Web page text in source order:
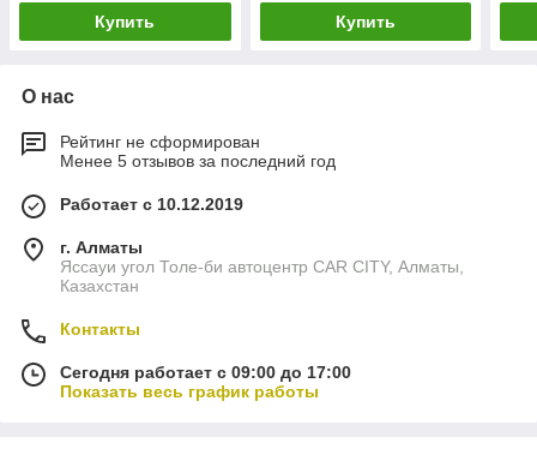
Купить Купить
О нас
Рейтинг не сформирован
Менее 5 отзывов за последний год
Работает с 10.12.2019
г. Алматы
Яссауи угол Толе-би автоцентр CAR CITY, Алматы,
Казахстан
Контакты
Сегодня работает с 09:00 до 17:00
Показать весь график работы